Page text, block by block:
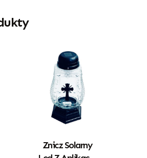
Znicz Solarny